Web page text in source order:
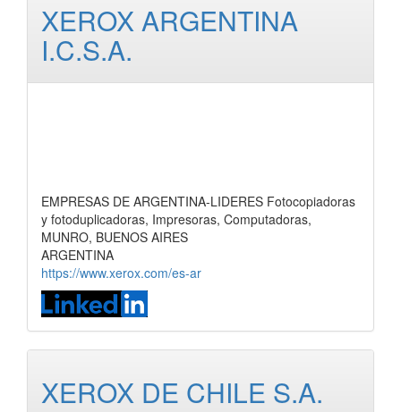
XEROX ARGENTINA
I.C.S.A.
EMPRESAS DE ARGENTINA-LIDERES Fotocopiadoras
y fotoduplicadoras, Impresoras, Computadoras,
MUNRO, BUENOS AIRES
ARGENTINA
https://www.xerox.com/es-ar
XEROX DE CHILE S.A.